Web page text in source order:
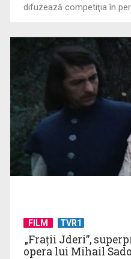
"Robin Hood"-ul serialelor
la TVR 1
„Roma, oraș deschis”
difuzează competiţia în
FILM TVR1
„Frații Jderi”,
opera lui Mihail